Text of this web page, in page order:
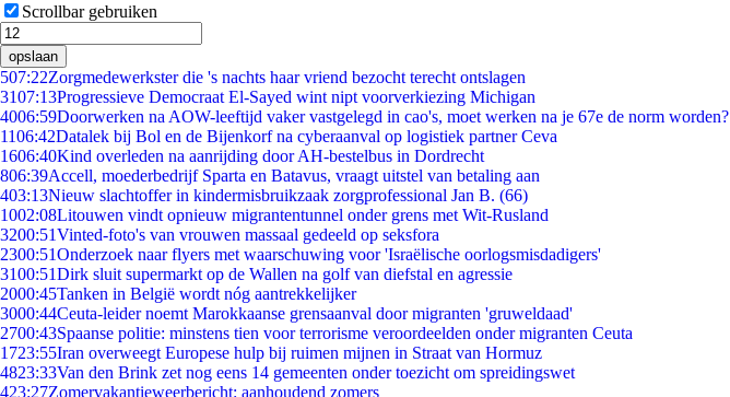
Scrollbar gebruiken
opslaan
507:22Zorgmedewerkster die 's nachts haar vriend bezocht terecht ontslagen
3107:13Progressieve Democraat El-Sayed wint nipt voorverkiezing Michigan
4006:59Doorwerken na AOW-leeftijd vaker vastgelegd in cao's, moet werken na je 67e de norm worden?
1106:42Datalek bij Bol en de Bijenkorf na cyberaanval op logistiek partner Ceva
1606:40Kind overleden na aanrijding door AH-bestelbus in Dordrecht
806:39Accell, moederbedrijf Sparta en Batavus, vraagt uitstel van betaling aan
403:13Nieuw slachtoffer in kindermisbruikzaak zorgprofessional Jan B. (66)
1002:08Litouwen vindt opnieuw migrantentunnel onder grens met Wit-Rusland
3200:51Vinted-foto's van vrouwen massaal gedeeld op seksfora
2300:51Onderzoek naar flyers met waarschuwing voor 'Israëlische oorlogsmisdadigers'
3100:51Dirk sluit supermarkt op de Wallen na golf van diefstal en agressie
2000:45Tanken in België wordt nóg aantrekkelijker
3000:44Ceuta-leider noemt Marokkaanse grensaanval door migranten 'gruweldaad'
2700:43Spaanse politie: minstens tien voor terrorisme veroordeelden onder migranten Ceuta
1723:55Iran overweegt Europese hulp bij ruimen mijnen in Straat van Hormuz
4823:33Van den Brink zet nog eens 14 gemeenten onder toezicht om spreidingswet
423:27Zomervakantieweerbericht: aanhoudend zomers